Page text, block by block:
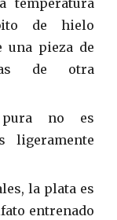
temperatura
de hielo
una pieza de
de otra
no es
ligeramente
la plata es
entrenado